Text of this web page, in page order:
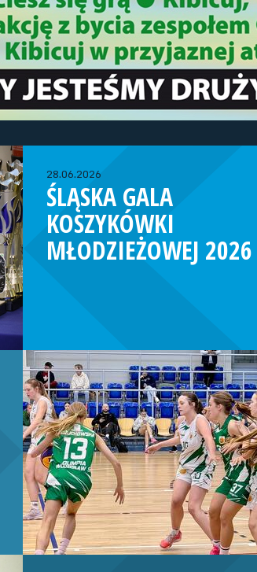
28.06.2026
ŚLĄSKA GALA
KOSZYKÓWKI
MŁODZIEŻOWEJ 2026